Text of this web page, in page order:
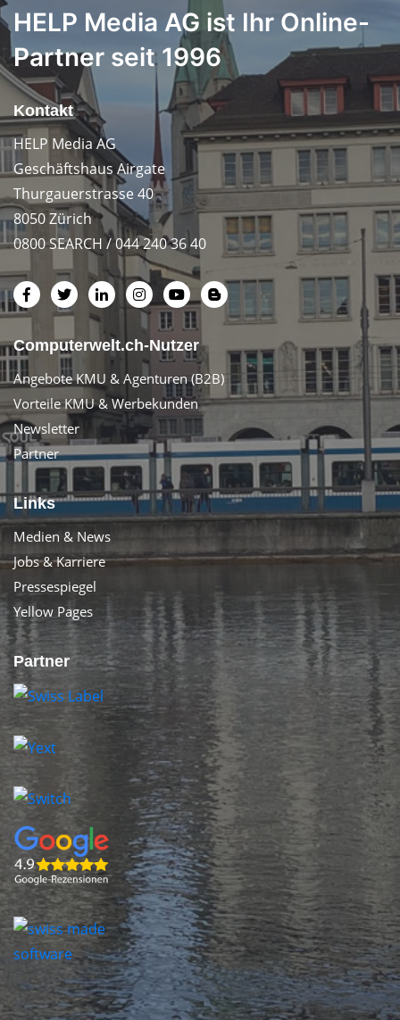
HELP Media AG ist Ihr Online-
Partner seit 1996
Kontakt
HELP Media AG
Geschäftshaus Airgate
Thurgauerstrasse 40
8050 Zürich
0800 SEARCH / 044 240 36 40
Computerwelt.ch-Nutzer
Angebote KMU & Agenturen (B2B)
Vorteile KMU & Werbekunden
Newsletter
Partner
Links
Medien & News
Jobs & Karriere
Pressespiegel
Yellow Pages
Partner